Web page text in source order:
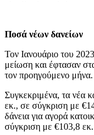
Ποσά νέων δανείων
Τον Ιανουάριο του
μείωση και έφτασαν
τον προηγούμενο μήνα.
Συγκεκριμένα, τα νέα
εκ., σε σύγκριση με
δάνεια για αγορά
σύγκριση με €103,8